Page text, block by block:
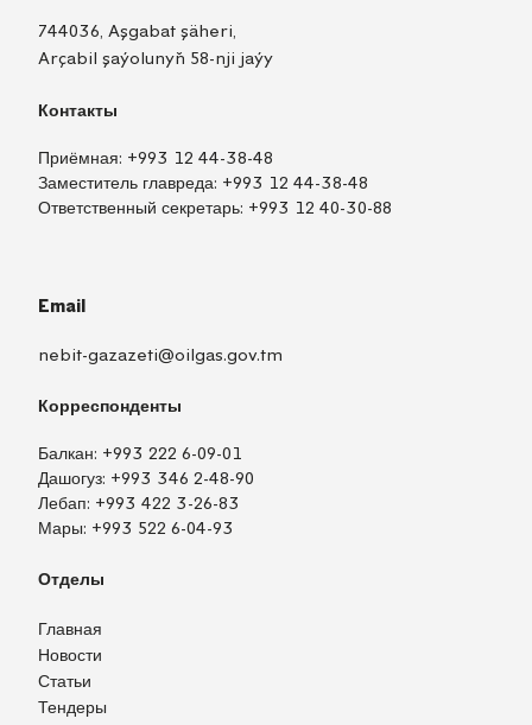
744036, Aşgabat şäheri,
Arçabil şaýolunyň 58-nji jaýy
Контакты
Приёмная: +993 12 44-38-48
Заместитель главреда: +993 12 44-38-48
Ответственный секретарь: +993 12 40-30-88
Email
nebit-gazazeti@oilgas.gov.tm
Корреспонденты
Балкан: +993 222 6-09-01
Дашогуз: +993 346 2-48-90
Лебап: +993 422 3-26-83
Мары: +993 522 6-04-93
Отделы
Главная
Новости
Статьи
Тендеры